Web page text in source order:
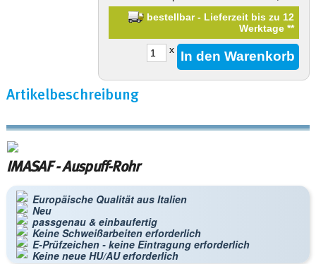
bestellbar - Lieferzeit bis zu 12
Werktage**
x
Artikelbeschreibung
IMASAF - Auspuff-Rohr
Europäische Qualität aus Italien
Neu
passgenau & einbaufertig
Keine Schweißarbeiten erforderlich
E-Prüfzeichen - keine Eintragung erforderlich
Keine neue HU/AU erforderlich